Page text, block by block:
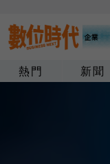
熱門 新聞